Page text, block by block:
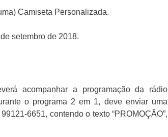
Camiseta Personalizada.
setembro de 2018.
acompanhar a programação da rádio
o programa 2 em 1, deve enviar uma
6651, contendo o texto “PROMOÇÃO”,